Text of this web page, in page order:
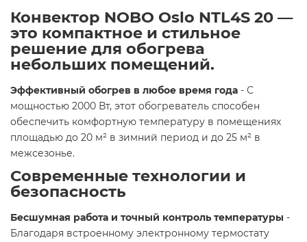
Конвектор NOBO Oslo NTL4S 20 —
это компактное и стильное
решение для обогрева
небольших помещений.​
Эффективный обогрев в любое время года - С
мощностью 2000 Вт, этот обогреватель способен
обеспечить комфортную температуру в помещениях
площадью до 20 м² в зимний период и до 25 м² в
межсезонье.​
Современные технологии и
безопасность
Бесшумная работа и точный контроль температуры -
Благодаря встроенному электронному термостату